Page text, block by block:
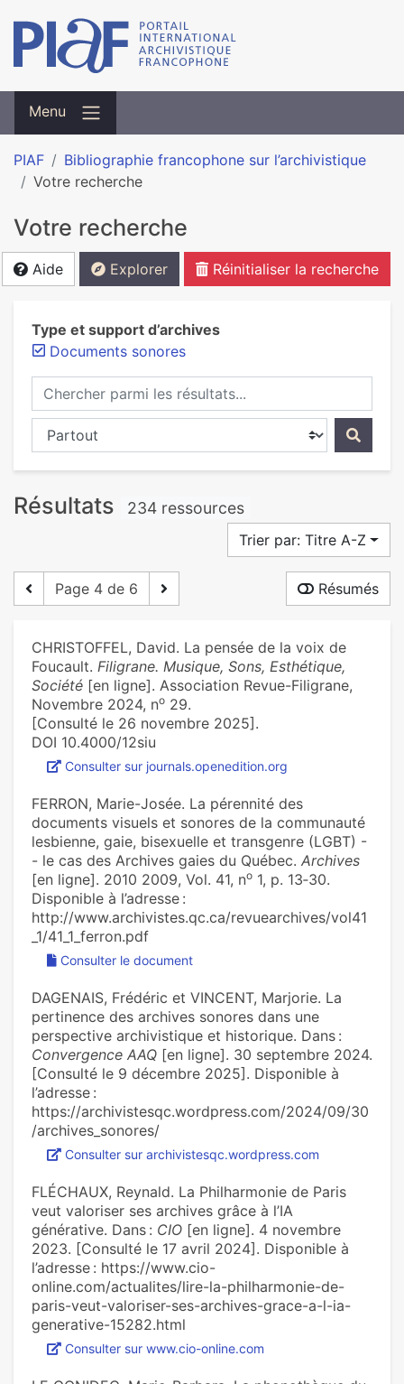
Menu
PIAF
Bibliographie francophone sur l’archivistique
Votre recherche
Votre recherche
Aide Explorer Réinitialiser la recherche
Type et support d’archives
Documents sonores
Chercher parmi les résultats...
Chercher dans...
Résultats 234 ressources
Trier par: Titre A-Z
Page 4 de 6 Résumés
CHRISTOFFEL, David. La pensée de la voix de
Foucault. Filigrane. Musique, Sons, Esthétique,
Société [en ligne]. Association Revue-Filigrane,
Novembre 2024, no 29.
[Consulté le 26 novembre 2025].
DOI 10.4000/12siu
Consulter sur journals.openedition.org
FERRON, Marie-Josée. La pérennité des
documents visuels et sonores de la communauté
lesbienne, gaie, bisexuelle et transgenre (LGBT) -
- le cas des Archives gaies du Québec. Archives
[en ligne]. 2010 2009, Vol. 41, no 1, p. 13‑30.
Disponible à l’adresse :
http://www.archivistes.qc.ca/revuearchives/vol41
_1/41_1_ferron.pdf
Consulter le document
DAGENAIS, Frédéric et VINCENT, Marjorie. La
pertinence des archives sonores dans une
perspective archivistique et historique. Dans :
Convergence AAQ [en ligne]. 30 septembre 2024.
[Consulté le 9 décembre 2025]. Disponible à
l’adresse :
https://archivistesqc.wordpress.com/2024/09/30
/archives_sonores/
Consulter sur archivistesqc.wordpress.com
FLÉCHAUX, Reynald. La Philharmonie de Paris
veut valoriser ses archives grâce à l’IA
générative. Dans : CIO [en ligne]. 4 novembre
2023. [Consulté le 17 avril 2024]. Disponible à
l’adresse : https://www.cio-
online.com/actualites/lire-la-philharmonie-de-
paris-veut-valoriser-ses-archives-grace-a-l-ia-
generative-15282.html
Consulter sur www.cio-online.com